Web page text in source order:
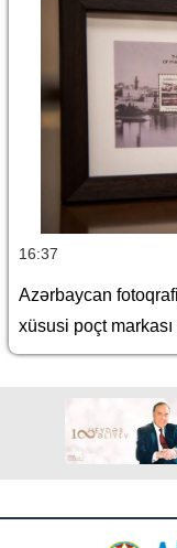
16:37
Azərbaycan
xüsusi poçt markası